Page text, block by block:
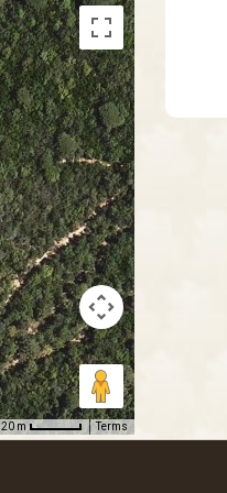
20 m Terms